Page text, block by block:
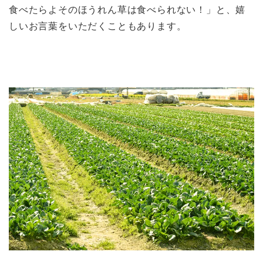
食べたらよそのほうれん草は食べられない！」と、嬉
しいお言葉をいただくこともあります。